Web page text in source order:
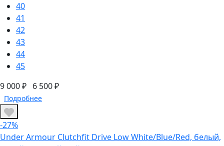
40
41
42
43
44
45
9 000 ₽ 6 500 ₽
Подробнее
-27%
Under Armour Clutchfit Drive Low White/Blue/Red, белый,